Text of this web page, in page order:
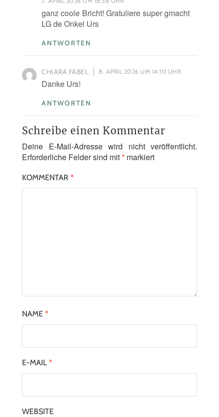
ganz coole Bricht! Gratuliere super gmacht
LG de Onkel Urs
ANTWORTEN
CHIARA FABEL 8. APRIL 2026 UM 14:10 UHR
Danke Urs!
ANTWORTEN
Schreibe einen Kommentar
Deine E-Mail-Adresse wird nicht veröffentlicht.
Erforderliche Felder sind mit* markiert
KOMMENTAR *
NAME *
E-MAIL *
WEBSITE